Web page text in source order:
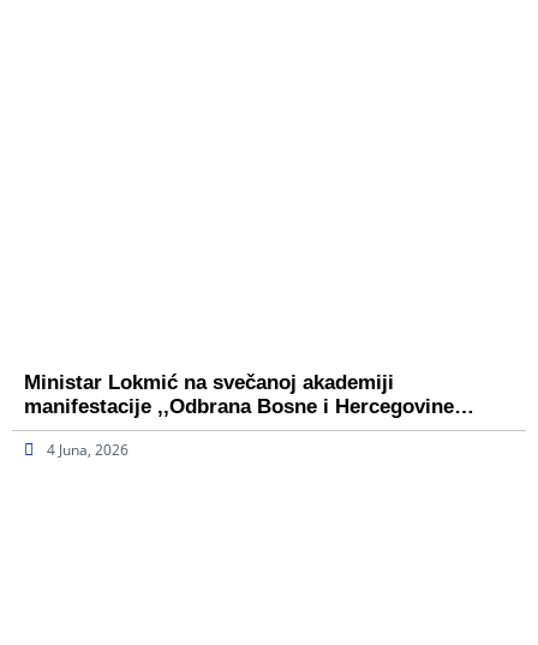
Ministar Lokmić na svečanoj akademiji
manifestacije ,,Odbrana Bosne i Hercegovine…
4 Juna, 2026